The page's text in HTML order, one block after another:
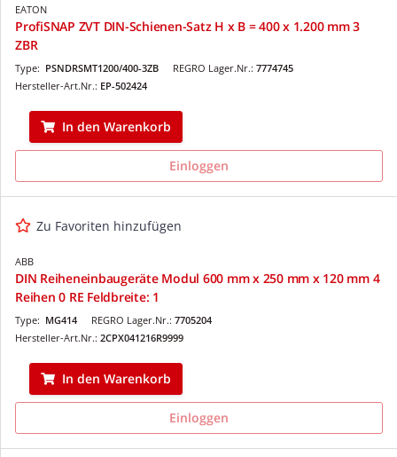
EATON
ProfiSNAP ZVT DIN-Schienen-Satz H x B = 400 x 1.200 mm 3
ZBR
REGRO Lager.Nr.: 7774745
Type: PSNDRSMT1200/400-3ZB
Hersteller-Art.Nr.: EP-502424
In den Warenkorb
Einloggen
Zu Favoriten hinzufügen
ABB
DIN Reiheneinbaugeräte Modul 600 mm x 250 mm x 120 mm 4
Reihen 0 RE Feldbreite: 1
REGRO Lager.Nr.: 7705204
Type: MG414
Hersteller-Art.Nr.: 2CPX041216R9999
In den Warenkorb
Einloggen